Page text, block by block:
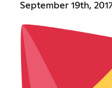
September 19th,